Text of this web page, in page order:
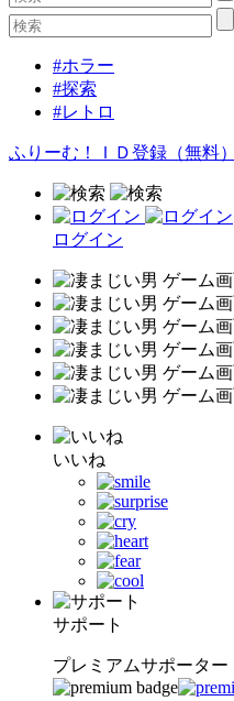
#ホラー
#探索
#レトロ
ふりーむ！ＩＤ登録（無料）
ログイン
いいね
サポート
プレミアムサポーター